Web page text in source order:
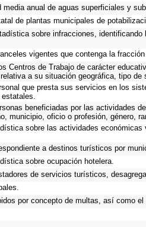
anual de aguas superficiales y
de plantas municipales de
sobre infracciones,
vigentes que contenga la
Centros de Trabajo de carácter
a su situación geográfica, tipo
que presta sus servicios en los
beneficiadas por las actividades
municipio, oficio o profesión, género,
sobre las actividades
a destinos turísticos por
sobre ocupación hotelera.
de servicios turísticos,
por concepto de multas, así como